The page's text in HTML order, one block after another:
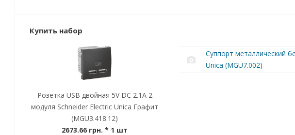
Купить набор
Розетка USB двойная 5V DC 2.1А 2
модуля Schneider Electric Unica Графит
(MGU3.418.12)
2673.66 грн. * 1 шт
Суппорт металлический
Unica (MGU7.002)